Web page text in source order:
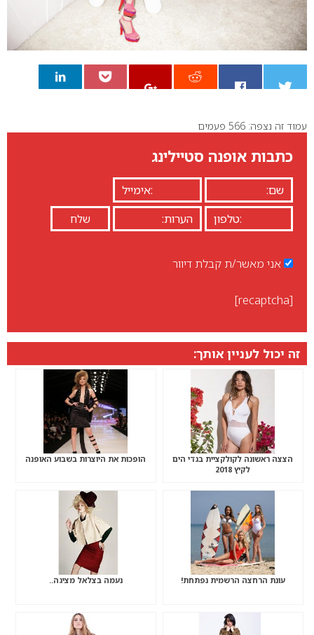
0
עמוד זה נצפה: 566 פעמים
כתבות אופנה סטיילינג
אני מאשר/ת קבלת דיוור
[recaptcha]
זה יכול לעניין אותך:
הצצה ראשונה לקולקציית בגדי הים
לקיץ 2018
הופכות את היוצרות בשבוע האופנה
עונת הרחצה הרשמית נפתחת! נעמה בצלאל מציגה..